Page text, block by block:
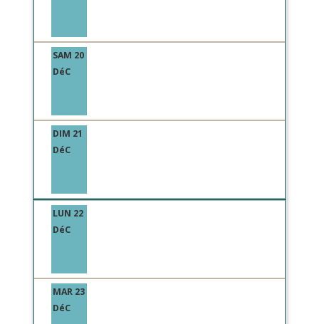
SAM 20
DéC
DIM 21
DéC
LUN 22
DéC
MAR 23
DéC